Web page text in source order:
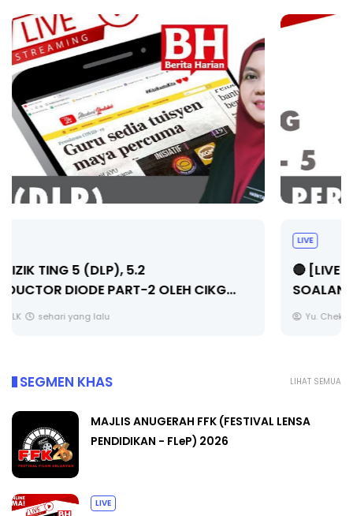
🔴 [LIVE] PRINSIP PERAKAUNAN, PECUT SKOR
SOALAN 1 TRIAL OLEH CIKGU WAN...
Yu. Chekgu LK
LIHAT SEMUA
SEGMEN KHAS
MAJLIS ANUGERAH FFK (FESTIVAL LENSA
PENDIDIKAN - FLeP) 2026
LIVE